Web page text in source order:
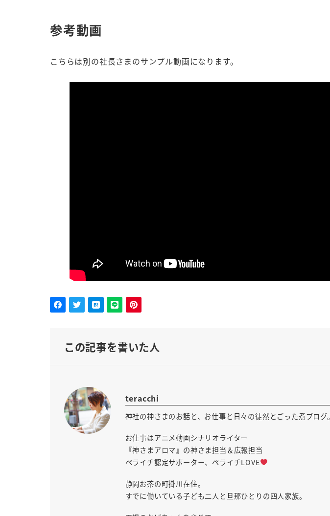
参考動画
こちらは別の社長さまのサンプル動画になります。
この記事を書いた人
teracchi
神社の神さまのお話と、お仕事と日々の徒然とごった煮ブログ。
お仕事はアニメ動画シナリオライター
『神さまアロマ』の神さま担当＆広報担当
ペライチ認定サポーター、ペライチLOVE
静岡お茶の町掛川在住。
すでに働いている子ども二人と旦那ひとりの四人家族。